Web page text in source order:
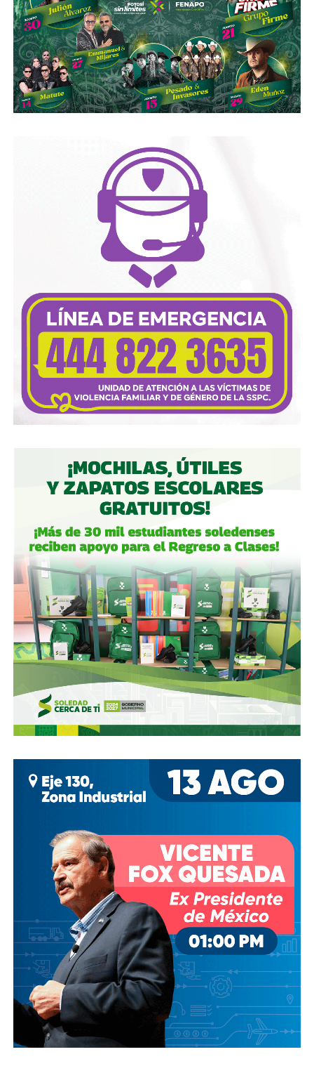
David Martínez es apodado coloquialmente como “
Fantasma de Wall Street
”, y ha adquirido un poder
inmenso en Latinoamérica, especialmente en Argentina,
donde ha servido como negociador para la deuda nacional
y en 2017, fue considerado por Forbes como el hombre
más rico de dicho país. El regiomontano tiene un historial
documentado de tomar control de empresas en
dificultades financieras a partir de deuda: lo hizo con la
textilera CYDSA en los años 90, con la vidriera Vitro entre
2009 y 2012, y con las ya mencionadas Empresas ICA
desde 2016.
Algo similar realizó en 2020 conGrupo Aeroportuario
del Centro Norte
Fintech compró primero acciones especiales que
garantizaban el control de la aeroportuaria y luego
concretó una oferta pública con la que en julio de 2021,
alcanzó el 30.1% de participación económica, suficiente
para mantener el control hasta que lo vendieron a la
francesa Vinci Airports en 2022 (El Economista, dic. 2020
y jul. 2021; Folleto Informativo Definitivo, Bolsa Mexicana
de Valores, may. 2021).
Si bien todos estos empresarios se han aliado en otras
ocasiones (en 2017 ganaron la licitación para construir
el ahora cancelado Aeropuerto de Texcoco),cuando
se otorgó la concesión para la administración de El
Realito, ni Slim ni Martínez ni los copresidentes de
Televisa tenían sus actuales injerencias en Aquos, por
lo que se podría decir que ésta fue heredada, y acabó
dejando el control de la presa en las manos de cuatro de
Desde entonces,
al menos tres intentos de rescindir o
modificar el contrato se han hecho sin haber
prosperado
: en agosto de 2018, la Comisión Estatal del
afectados y una queja de oficio de la Comisión Estatal de
Derechos Humanos; en abril de 2023, el entonces
presidenteAndrés Manuel López Obradorrespondió a
una petición del gobernador Ricardo Gallardo Cardona con
un “a lo mejor se lo cambiamos” que no derivó en ningún
trámite documentado; y desde 2025, la Comisión Nacional
del Agua asegura estar “evaluando” el retiro de la
concesión, hasta el momento, sin resolución.
También lee:Diputada pide poner un alto a la empresa de
El Realito